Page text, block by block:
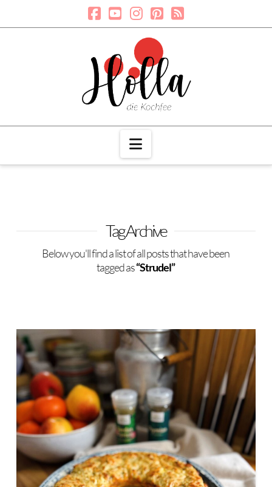
Navigation
Tag Archive
Below you'll find a list of all posts that have been
tagged as“Strudel”